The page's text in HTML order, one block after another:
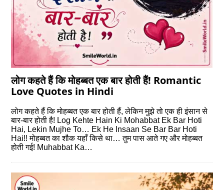
लोग कहते हैं कि मोहब्‍बत एक बार होती हैं! Romantic
Love Quotes in Hindi
लोग कहते हैं कि मोहब्‍बत एक बार होती हैं, लेकिन मुझे तो एक ही इंसान से
बार-बार होती है! Log Kehte Hain Ki Mohabbat Ek Bar Hoti
Hai, Lekin Mujhe To… Ek He Insaan Se Bar Bar Hoti
Hai!! मोहब्‍बत का शौक यहाँ किसे था… तुम पास आते गए और मोहब्‍बत
होती गई! Muhabbat Ka…